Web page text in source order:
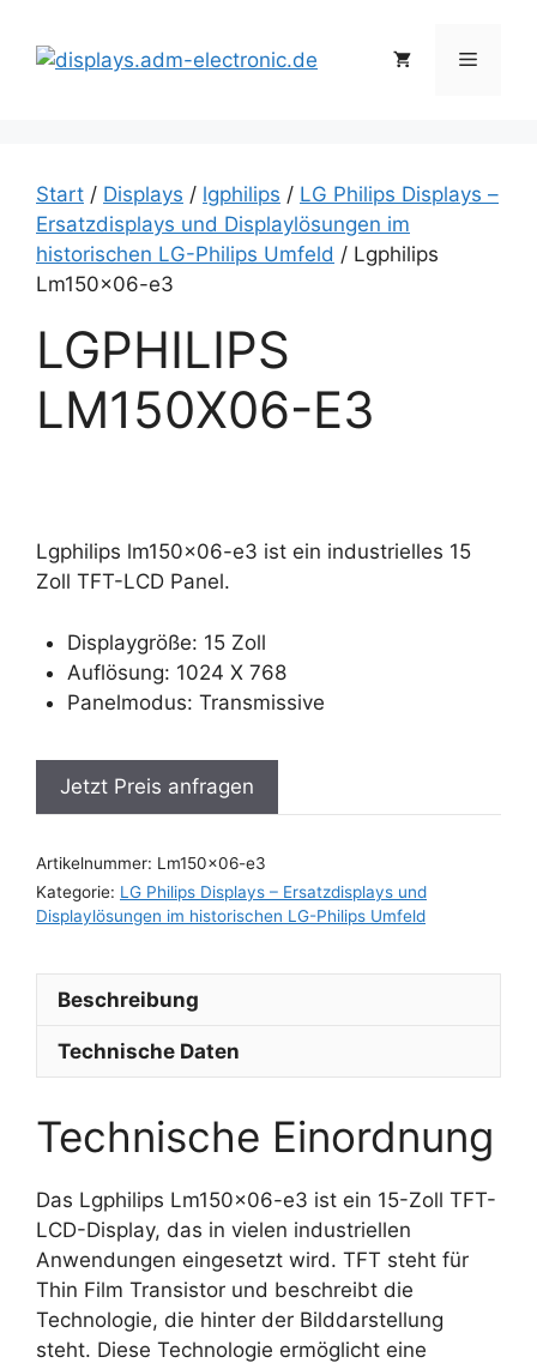
Inhalt
springen
Menü
Start / Displays / lgphilips / LG Philips Displays –
Ersatzdisplays und Displaylösungen im
historischen LG-Philips Umfeld / Lgphilips
Lm150x06-e3
LGPHILIPS
LM150X06-E3
Lgphilips lm150x06-e3 ist ein industrielles 15
Zoll TFT-LCD Panel.
Displaygröße: 15 Zoll
Auflösung: 1024 X 768
Panelmodus: Transmissive
Jetzt Preis anfragen
Artikelnummer: Lm150x06-e3
Kategorie: LG Philips Displays – Ersatzdisplays und
Displaylösungen im historischen LG-Philips Umfeld
Beschreibung
Technische Daten
Technische Einordnung
Das Lgphilips Lm150x06-e3 ist ein 15-Zoll TFT-
LCD-Display, das in vielen industriellen
Anwendungen eingesetzt wird. TFT steht für
Thin Film Transistor und beschreibt die
Technologie, die hinter der Bilddarstellung
steht. Diese Technologie ermöglicht eine